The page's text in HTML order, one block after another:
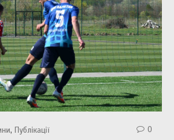
, Публікації 0